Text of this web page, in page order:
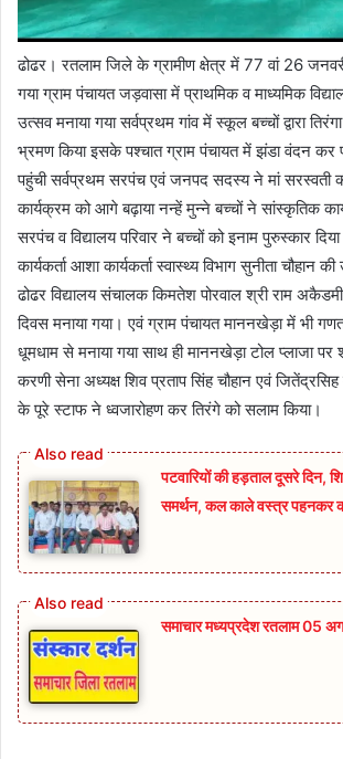
ढोढर। रतलाम जिले के ग्रामीण क्षेत्र में 77 वां 26
गया ग्राम पंचायत जड़वासा में प्राथमिक व माध्यमिक
उत्सव मनाया गया सर्वप्रथम गांव में स्कूल बच्चों द्वारा
भ्रमण किया इसके पश्चात ग्राम पंचायत में झंडा वंदन कर
पहुंची सर्वप्रथम सरपंच एवं जनपद सदस्य ने मां सरस्वती
कार्यक्रम को आगे बढ़ाया नन्हें मुन्ने बच्चों ने सांस्कृतिक
सरपंच व विद्यालय परिवार ने बच्चों को इनाम पुरुस्कार
कार्यकर्ता आशा कार्यकर्ता स्वास्थ्य विभाग सुनीता चौहान
ढोढर विद्यालय संचालक किमतेश पोरवाल श्री राम
दिवस मनाया गया। एवं ग्राम पंचायत माननखेड़ा में भी
धूमधाम से मनाया गया साथ ही माननखेड़ा टोल प्लाजा पर
करणी सेना अध्यक्ष शिव प्रताप सिंह चौहान एवं
के पूरे स्टाफ ने ध्वजारोहण कर तिरंगे को सलाम किया।
पटवारियों की हड़ताल दूसरे दिन,
समर्थन, कल काले वस्त्र पहनकर
समाचार मध्यप्रदेश रतलाम 05